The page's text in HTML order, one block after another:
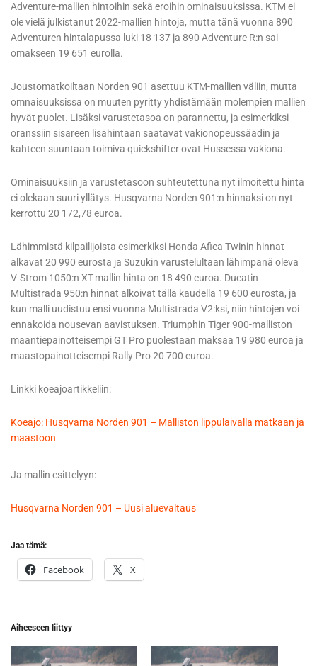
Adventure-mallien hintoihin sekä eroihin ominaisuuksissa. KTM ei
ole vielä julkistanut 2022-mallien hintoja, mutta tänä vuonna 890
Adventuren hintalapussa luki 18 137 ja 890 Adventure R:n sai
omakseen 19 651 eurolla.
Joustomatkoiltaan Norden 901 asettuu KTM-mallien väliin, mutta
omnaisuuksissa on muuten pyritty yhdistämään molempien mallien
hyvät puolet. Lisäksi varustetasoa on parannettu, ja esimerkiksi
oranssiin sisareen lisähintaan saatavat vakionopeussäädin ja
kahteen suuntaan toimiva quickshifter ovat Hussessa vakiona.
Ominaisuuksiin ja varustetasoon suhteutettuna nyt ilmoitettu hinta
ei olekaan suuri yllätys. Husqvarna Norden 901:n hinnaksi on nyt
kerrottu 20 172,78 euroa.
Lähimmistä kilpailijoista esimerkiksi Honda Afica Twinin hinnat
alkavat 20 990 eurosta ja Suzukin varustelultaan lähimpänä oleva
V-Strom 1050:n XT-mallin hinta on 18 490 euroa. Ducatin
Multistrada 950:n hinnat alkoivat tällä kaudella 19 600 eurosta, ja
kun malli uudistuu ensi vuonna Multistrada V2:ksi, niin hintojen voi
ennakoida nousevan aavistuksen. Triumphin Tiger 900-malliston
maantiepainotteisempi GT Pro puolestaan maksaa 19 980 euroa ja
maastopainotteisempi Rally Pro 20 700 euroa.
Linkki koeajoartikkeliin:
Koeajo: Husqvarna Norden 901 – Malliston lippulaivalla matkaan ja
maastoon
Ja mallin esittelyyn:
Husqvarna Norden 901 – Uusi aluevaltaus
Jaa tämä:
Facebook X
Aiheeseen liittyy